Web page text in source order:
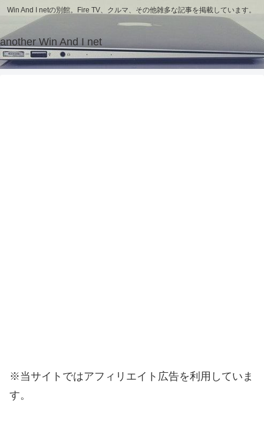
Win And I netの別館。Fire TV、クルマ、その他雑多な記事を掲載しています。
another Win And I net
※当サイトではアフィリエイト広告を利用していま
す。